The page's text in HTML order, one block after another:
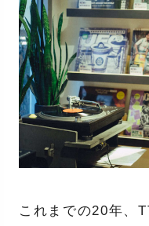
これまでの20年、